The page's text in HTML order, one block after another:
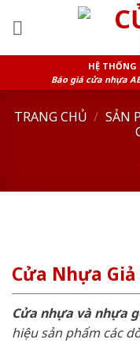
HỆ
Báo giá cửa nhựa
TRANG CHỦ / SẢN
Cửa Nhựa Giả
Cửa nhựa và nhựa
hiệu sản phẩm các